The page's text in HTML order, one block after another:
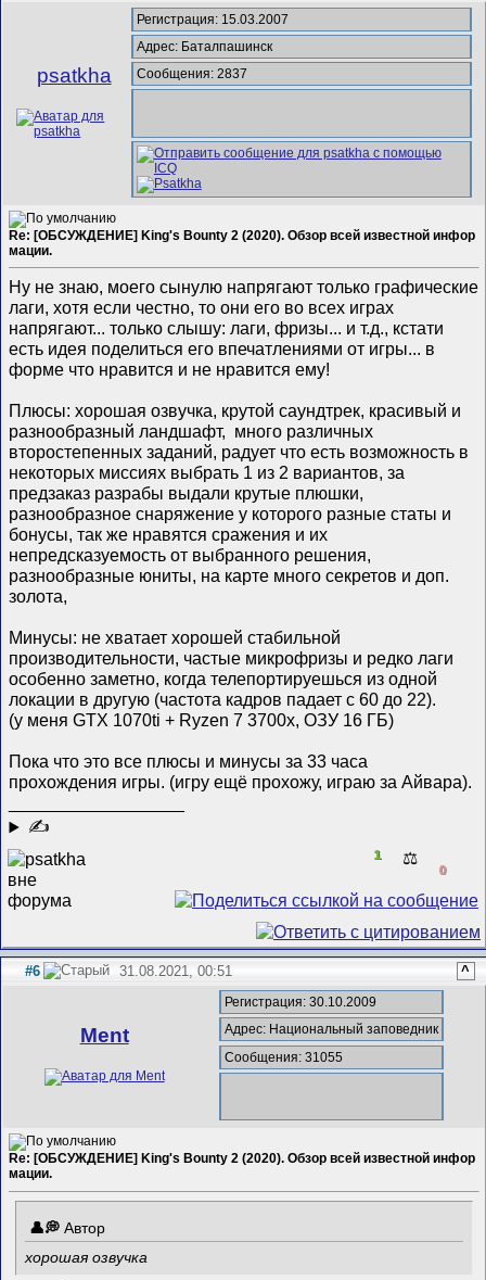
psatkha
Регистрация: 15.03.2007
Адрес: Баталпашинск
Сообщения: 2837
Re: [ОБСУЖДЕНИЕ] King's Bounty 2 (2020). Обзор всей известной инфор
мации.
Ну не знаю, моего сынулю напрягают только графические
лаги, хотя если честно, то они его во всех играх
напрягают... только слышу: лаги, фризы... и т.д., кстати
есть идея поделиться его впечатлениями от игры... в
форме что нравится и не нравится ему!
Плюсы: хорошая озвучка, крутой саундтрек, красивый и
разнообразный ландшафт, много различных
второстепенных заданий, радует что есть возможность в
некоторых миссиях выбрать 1 из 2 вариантов, за
предзаказ разрабы выдали крутые плюшки,
разнообразное снаряжение у которого разные статы и
бонусы, так же нравятся сражения и их
непредсказуемость от выбранного решения,
разнообразные юниты, на карте много секретов и доп.
золота,
Минусы: не хватает хорошей стабильной
производительности, частые микрофризы и редко лаги
особенно заметно, когда телепортируешься из одной
локации в другую (частота кадров падает с 60 до 22).
(у меня GTX 1070ti + Ryzen 7 3700x, ОЗУ 16 ГБ)
Пока что это все плюсы и минусы за 33 часа
прохождения игры. (игру ещё прохожу, играю за Айвара).
✍
1 ⚖️
0
#6 31.08.2021, 00:51 ^
Ment
Регистрация: 30.10.2009
Адрес: Национальный заповедник
Сообщения: 31055
Re: [ОБСУЖДЕНИЕ] King's Bounty 2 (2020). Обзор всей известной инфор
мации.
Автор
хорошая озвучка